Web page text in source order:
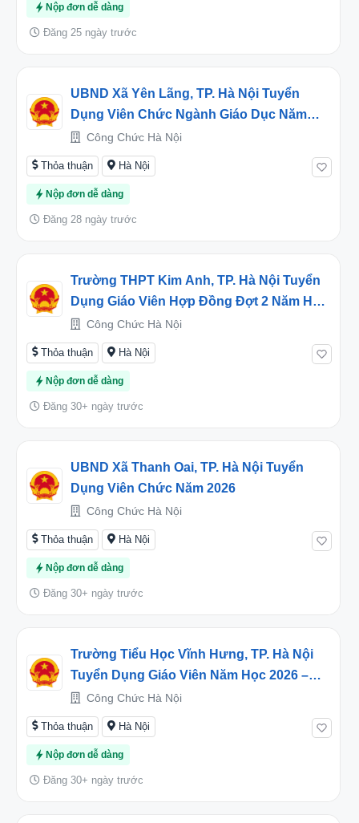
Nộp đơn dễ dàng
Đăng 25 ngày trước
UBND Xã Yên Lãng, TP. Hà Nội Tuyển
Dụng Viên Chức Ngành Giáo Dục Năm
2026Công Chức Hà Nội
Thỏa thuận Hà Nội
Nộp đơn dễ dàng
Đăng 28 ngày trước
Trường THPT Kim Anh, TP. Hà Nội Tuyển
Dụng Giáo Viên Hợp Đồng Đợt 2 Năm Học
2026 – 2027
Công Chức Hà Nội
Thỏa thuận Hà Nội
Nộp đơn dễ dàng
Đăng 30+ ngày trước
UBND Xã Thanh Oai, TP. Hà Nội Tuyển
Dụng Viên Chức Năm 2026
Công Chức Hà Nội
Thỏa thuận Hà Nội
Nộp đơn dễ dàng
Đăng 30+ ngày trước
Trường Tiểu Học Vĩnh Hưng, TP. Hà Nội
Tuyển Dụng Giáo Viên Năm Học 2026 –
2027Công Chức Hà Nội
Thỏa thuận Hà Nội
Nộp đơn dễ dàng
Đăng 30+ ngày trước